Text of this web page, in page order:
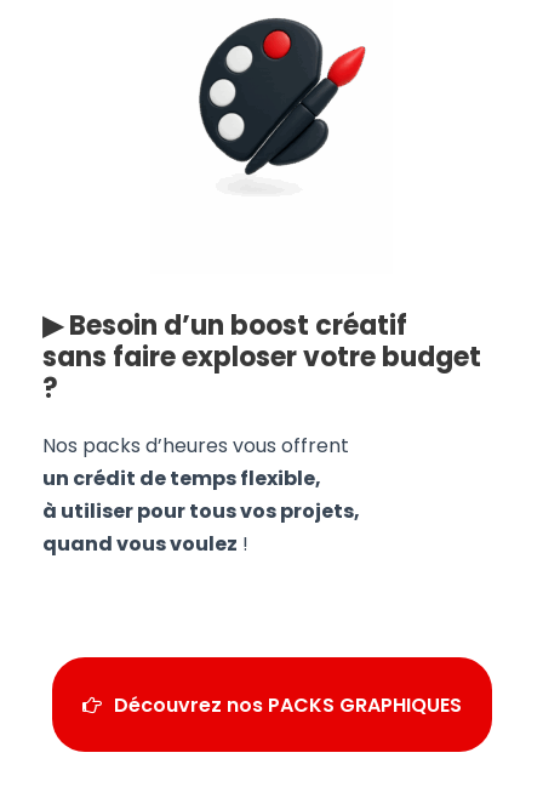
▶ Besoin d’un boost créatif
sans faire exploser votre budget
?
Nos packs d’heures vous offrent
un crédit de temps flexible,
à utiliser pour tous vos projets,
quand vous voulez !
Découvrez nos PACKS GRAPHIQUES